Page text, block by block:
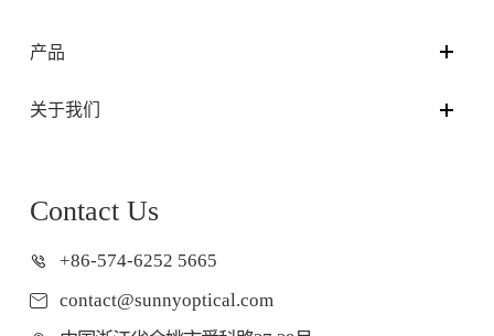
产品
关于我们
Contact Us
+86-574-6252 5665
contact@sunnyoptical.com